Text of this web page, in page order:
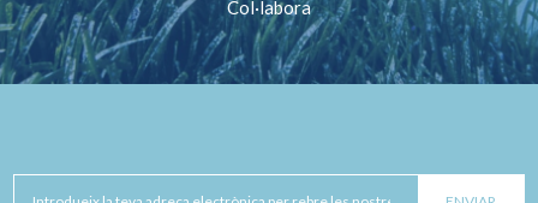
Col·labora